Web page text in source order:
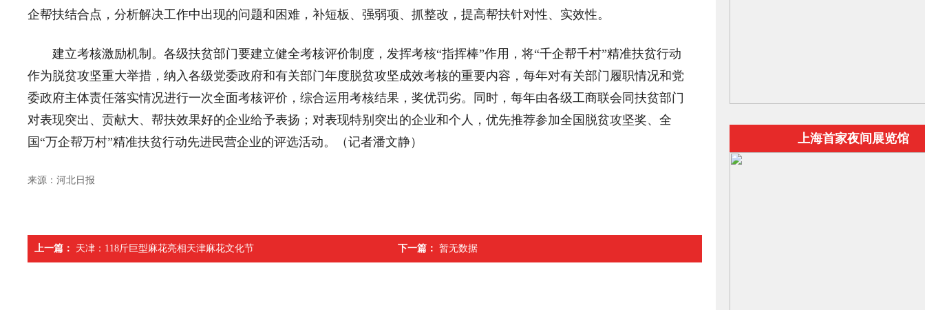
企帮扶结合点，分析解决工作中出现的问题和困难，补短板、强弱项、抓整改，提高帮扶针对性、实效性。
建立考核激励机制。各级扶贫部门要建立健全考核评价制度，发挥考核“指挥棒”作用，将“千企帮千村”精准扶贫行动
作为脱贫攻坚重大举措，纳入各级党委政府和有关部门年度脱贫攻坚成效考核的重要内容，每年对有关部门履职情况和党
委政府主体责任落实情况进行一次全面考核评价，综合运用考核结果，奖优罚劣。同时，每年由各级工商联会同扶贫部门
对表现突出、贡献大、帮扶效果好的企业给予表扬；对表现特别突出的企业和个人，优先推荐参加全国脱贫攻坚奖、全
国“万企帮万村”精准扶贫行动先进民营企业的评选活动。（记者潘文静）
来源： 河北日报
上一篇： 天冿：118斤巨型麻花亮相天津麻花文化节 下一篇： 暂无数据
上海首家夜间展览馆